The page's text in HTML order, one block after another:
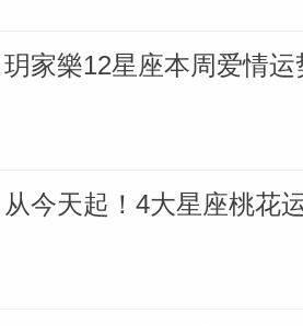
玥家樂12星座本周爱情运
从今天起！4大星座桃花